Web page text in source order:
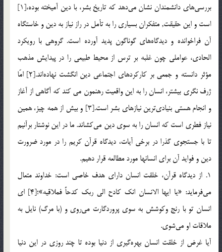
بررسي‌هاي دانشمندان نشان مي‌دهد كه تاريخ بشر، با دين آميخته بوده،[1]
است و اين حقيقت, متفكران بسياري را به تأمل در راز نياز به دين و خاستگاه
آن فراخوانده و ديدگاه‌هاي گوناگون پديد آورده است. گروهي با رويكرد
الحادي، عواملي چون غلبه بر ترس از محيط طبيعي را در پيدايش مذهب
مؤثر دانسته و جمعي بر كاركردهاي اجتماعي دين انگشت نهاده‌اند.[2] امّا
ژرف نگري بيشتر، انسان را به اين واقعيت رهنمون مي کند كه آگاهي از آغاز
و انجام هستي بنيادي‌ترين نيازهاي بشر است.[3] و بيش از همه چيز، همين
نياز فطري است كه انسان را به سوي دين مي‌كشاند. ما در اين نوشتار برآنيم
تا با جستجوي گذرا در برخي آيات، ديدگاه قرآن كريم را در مورد ضرورت
دين و فوايد آن براي انسانها مورد مطالعه قرار دهيم.
1. از ديدگاه قرآن، خلقت انسان داراي هدف خاصي است: خداوند متعال
مي‌فرمايد: «يا ايها الانسان انك كادح الي ربك كدحاً فملاقيه»؛[4] اي
انسان تو با رنج وكوشش به سوي پروردگارت مي‌روي و (با مرگ) نايل به
ملاقات او مي‌شوي.
آيا غرض از خلقت انسان بهره‌گيري از دنيا بوده تا چند روزي در اين دنيا